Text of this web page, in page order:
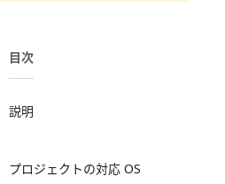
目次
説明
プロジェクトの対応 OS